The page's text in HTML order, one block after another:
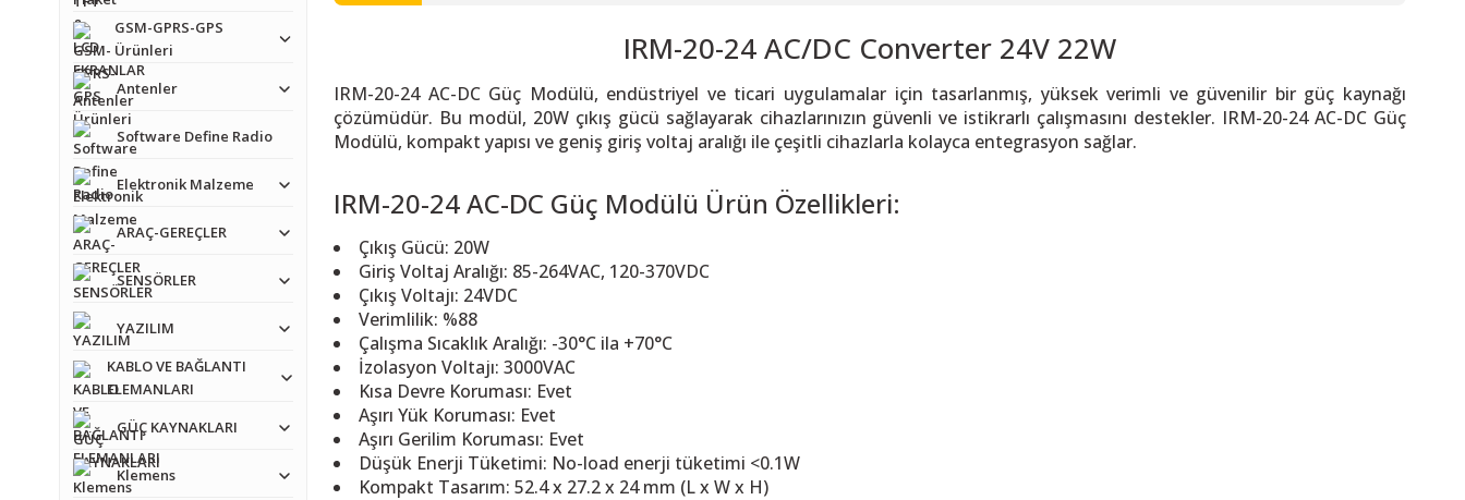
GSM-GPRS-GPS
Ürünleri
Antenler
Software Define Radio
Elektronik Malzeme
ARAÇ-GEREÇLER
SENSÖRLER
YAZILIM
KABLO VE BAĞLANTI
ELEMANLARI
GÜÇ KAYNAKLARI
Klemens
IRM-20-24 AC/DC Converter 24V 22W
IRM-20-24 AC-DC Güç Modülü, endüstriyel ve ticari uygulamalar için tasarlanmış, yüksek verimli ve güvenilir bir güç kaynağı
çözümüdür. Bu modül, 20W çıkış gücü sağlayarak cihazlarınızın güvenli ve istikrarlı çalışmasını destekler. IRM-20-24 AC-DC Güç
Modülü, kompakt yapısı ve geniş giriş voltaj aralığı ile çeşitli cihazlarla kolayca entegrasyon sağlar.
IRM-20-24 AC-DC Güç Modülü Ürün Özellikleri:
Çıkış Gücü: 20W
Giriş Voltaj Aralığı: 85-264VAC, 120-370VDC
Çıkış Voltajı: 24VDC
Verimlilik: %88
Çalışma Sıcaklık Aralığı: -30°C ila +70°C
İzolasyon Voltajı: 3000VAC
Kısa Devre Koruması: Evet
Aşırı Yük Koruması: Evet
Aşırı Gerilim Koruması: Evet
Düşük Enerji Tüketimi: No-load enerji tüketimi <0.1W
Kompakt Tasarım: 52.4 x 27.2 x 24 mm (L x W x H)